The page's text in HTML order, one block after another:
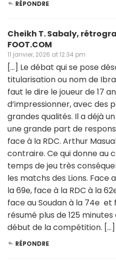
RÉPONDRE
Cheikh T. Sabaly,
FOOT.COM
11 janvier, 2026 at 12:34 pm
[…] Le débat qui se pose
titularisation ou nom de
faut le dire le joueur de 17
d’impressionner, avec des
grandes qualités. Il a déjà
une grande part de
face à la RDC. Arthur
contraire. Ce qui donne au
temps de jeu très
les matchs des Lions. Face
la 69e, face à la RDC à la
face au Soudan à la 74e et
résumé plus de 125
début de la compétition. […]
RÉPONDRE